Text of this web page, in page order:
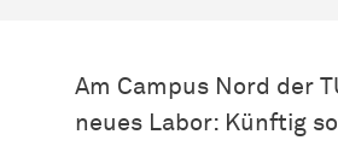
Am Campus Nord der
neues Labor: Künftig